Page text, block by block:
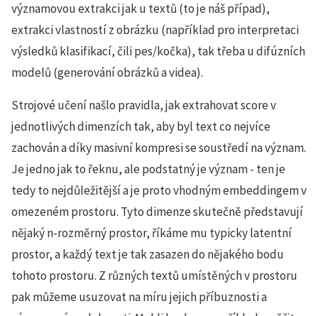
významovou extrakci jak u textů (to je náš případ),
extrakci vlastností z obrázku (například pro interpretaci
výsledků klasifikací, čili pes/kočka), tak třeba u difúzních
modelů (generování obrázků a videa).
Strojové učení našlo pravidla, jak extrahovat score v
jednotlivých dimenzích tak, aby byl text co nejvíce
zachován a díky masivní kompresi se soustředí na význam.
Je jedno jak to řeknu, ale podstatný je význam - ten je
tedy to nejdůležitější a je proto vhodným embeddingem v
omezeném prostoru. Tyto dimenze skutečně představují
nějaký n-rozměrný prostor, říkáme mu typicky latentní
prostor, a každý text je tak zasazen do nějakého bodu
tohoto prostoru. Z různých textů umístěných v prostoru
pak můžeme usuzovat na míru jejich příbuznosti a